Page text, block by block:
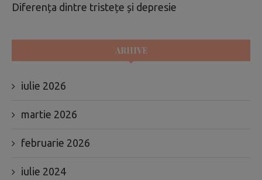
Diferența dintre tristețe și depresie
ARHIVE
iulie 2026
martie 2026
februarie 2026
iulie 2024